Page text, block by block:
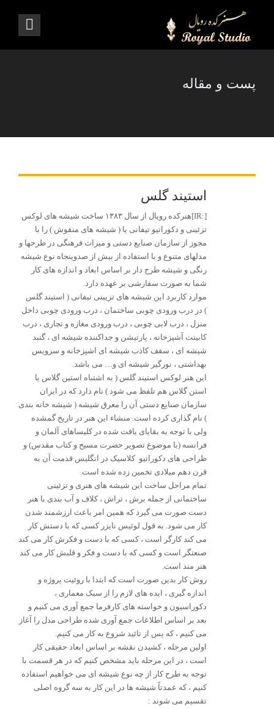
پست و مقاله
استیند گلس
[:IR]هنرکده رویال از سال ۱۳۸۳ ساخت شیشه های لوکس
تزئینی و دکوراتیو تیفانی یا ( شیشه های منقوش ) را با
مجوز از سازمان صنایع دستی و میراث فرهنگی در طرحها و
مدلهای متنوع و با استفاده از بیش از صدوپنجاه نوع شیشه
رنگی و شیشه طرح دار بر اساس ابعاد و اندازه های کار
شما به صورت سفارشی بر عهده دارد.
موارد کاربرد این شیشه های تزیینی تیفانی ( استیند گلس
) در درب ورودی چوبی ساختمان ، درب ورودی چوبی داخل
منزل ، درب لابی چوبی ، درب ورودی مغازه و تجاری ، درب
کابینت آشپزخانه ، پارتیشن و جداکننده شیشه ای ، گنبد
شیشه ای ، سقف کاذب شیشه ای اشپزخانه و سرویس
بهداشتی ، نورگیر شیشه ای و… می باشد.
این هنر لوکس استیند گلس ( به اشتباه استین گلاس یا
استن گلاس هم تلفظ می شود ) نام دارد که در ایران
سازمان صنایع دستی آن را معرق شیشه ( شیشه خانه بندی
) نام گذاری کرده است. منشاء این هنر در تاریخ گمشده
ولی با توجه به بقایای یافت شده در کلیساهای آلمان و
فرانسه (با موضوع تصویر حضرت مسیح و کتاب مقدس) و
طراحی های دکوراتیو کلاسیک در انگلیس قدمت آن به
قرن دهم میلادی تخمین زده شده است.
تمام مراحل ساخت این شیشه های هنری و تزئینی
ساختمانی از جمله برش ، تراش ، کلاف و آب بندی با هنر
دست صورت می گیرد که همین امر باعث ارزشمند شدن
کار می شود. به قول لوئیس نایزر کسی که با دستش کار
می کند کارگر است ، کسی که با دست و فکرش کار می کند
صنعتگر است و کسی که با دست و فکر و قلبش کار می کند
هنر مند است.
روش کار بدین صورت است که ابتدا با روئیت پروژه و
اندازه گیری ، ایده های لازم را از سبک معماری ،
دکوراسیون و خواسته های کارفرما جمع آوری می کنیم و
بعد بر اساس اطلاعات جمع آوری شده طراحی مدل را آغاز
می کنیم ، که پس از تائید شروع به کار می کنیم.
اولین مرحله ، کشیدن نقشه بر اساس ابعاد حقیقی کار
است ، در این مرحله باید مشخص کنیم که در هر قسمت با
توجه به طرح کار از چه نوع شیشه ای می خواهیم استفاده
کنیم ، که عمدتاً شیشه ها در این کار به سه گروه اصلی
تقسیم می شوند :